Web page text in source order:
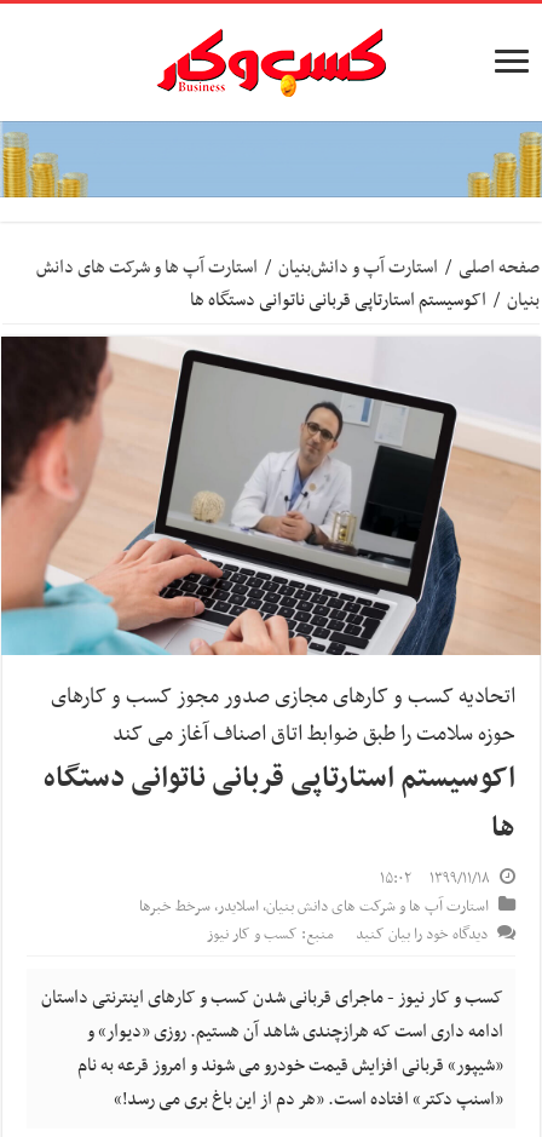
صفحه اصلی / استارت آپ‌ و دانش‌بنیان‌ / استارت آپ ها و شرکت های دانش
بنیان / اکوسیستم استارتاپی قربانی ناتوانی دستگاه ها
اتحادیه کسب و کارهای مجازی صدور مجوز کسب و کارهای
حوزه سلامت را طبق ضوابط اتاق اصناف آغاز می کند
اکوسیستم استارتاپی قربانی ناتوانی دستگاه
ها
۱۳۹۹/۱۱/۱۸
۱۵:۰۲
استارت آپ ها و شرکت های دانش بنیان,اسلایدر,سرخط خبرها
دیدگاه خود را بیان کنید
منبع: کسب و کار نیوز
کسب و کار نیوز - ماجرای قربانی شدن کسب و کارهای اینترنتی داستان
ادامه داری است که هرازچندی شاهد آن هستیم. روزی «دیوار» و
«شیپور» قربانی افزایش قیمت خودرو می شوند و امروز قرعه به نام
«اسنپ دکتر» افتاده است. «هر دم از این باغ بری می رسد!»